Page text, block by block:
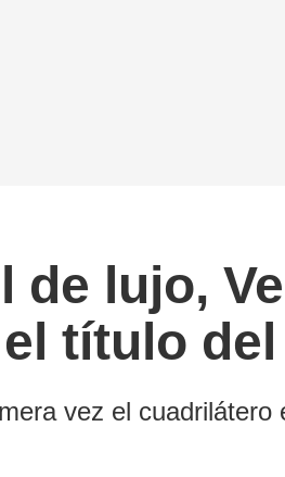
de lujo,
título del
vez el